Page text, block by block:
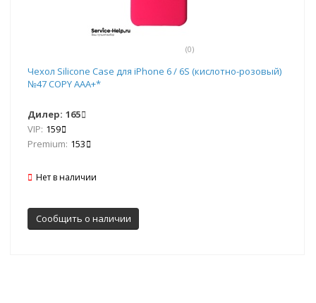
(0)
Чехол Silicone Case для iPhone 6 / 6S (кислотно-розовый)
№47 COPY AAA+*
Дилер: 165
VIP: 159
Premium: 153
Нет в наличии
Сообщить о наличии